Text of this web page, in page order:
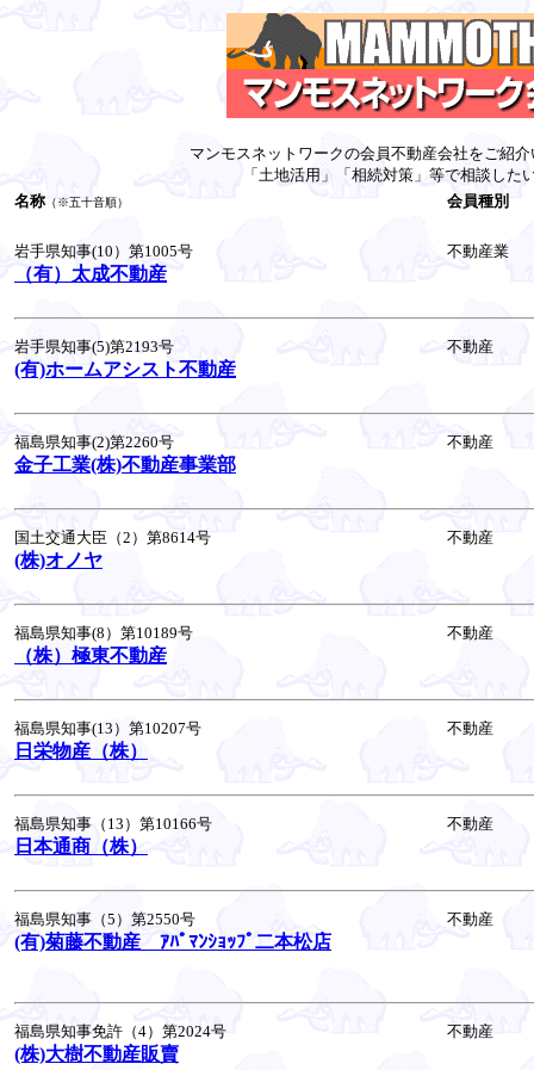
マンモスネットワークの会員不動産会社をご紹
「土地活用」「相続対策」等で相談し
名称 （※五十音順） 会員種別
岩手県知事(10）第1005号
（有）太成不動産
不動産業
岩手県知事(5)第2193号
(有)ホームアシスト不動産
不動産
福島県知事(2)第2260号
金子工業(株)不動産事業部
不動産
国土交通大臣（2）第8614号
(株)オノヤ
不動産
福島県知事(8）第10189号
（株）極東不動産
不動産
福島県知事(13）第10207号
日栄物産（株）
不動産
福島県知事（13）第10166号
日本通商（株）
不動産
福島県知事（5）第2550号
(有)菊藤不動産 ｱﾊﾟﾏﾝｼｮｯﾌﾟ二本松店
不動産
福島県知事免許（4）第2024号
(株)大樹不動産販賣
不動産